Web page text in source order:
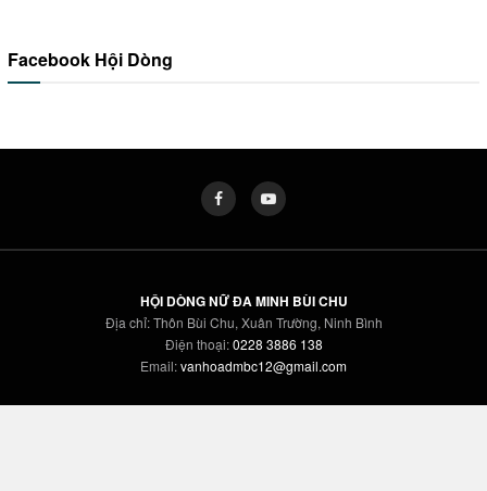
Facebook Hội Dòng
HỘI DÒNG NỮ ĐA MINH BÙI CHU
Địa chỉ: Thôn Bùi Chu, Xuân Trường, Ninh Bình
Điện thoại:0228 3886 138
Email:vanhoadmbc12@gmail.com